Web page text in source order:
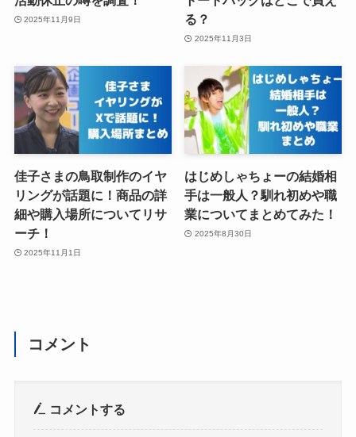
2025年11月9日
る？
2025年11月3日
佳子さまの鳥取制作のイヤ
リングが話題に！商品の詳
細や購入場所についてリサ
ーチ！
2025年11月1日
はじめしゃちょーの結婚相
手は一般人？馴れ初めや職
業についてまとめてみた！
2025年8月30日
コメント
コメントする